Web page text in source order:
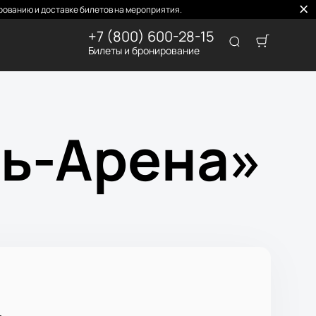
и доставке билетов на мероприятия.
+7 (800) 600-28-15
Билеты и бронирование
Арена»